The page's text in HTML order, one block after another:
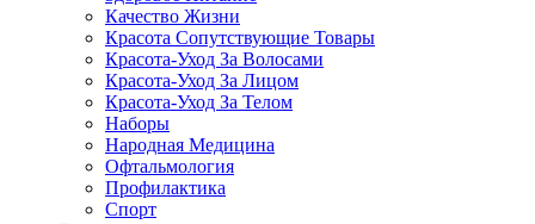
Качество Жизни
Красота Сопутствующие Товары
Красота-Уход За Волосами
Красота-Уход За Лицом
Красота-Уход За Телом
Наборы
Народная Медицина
Офтальмология
Профилактика
Спорт